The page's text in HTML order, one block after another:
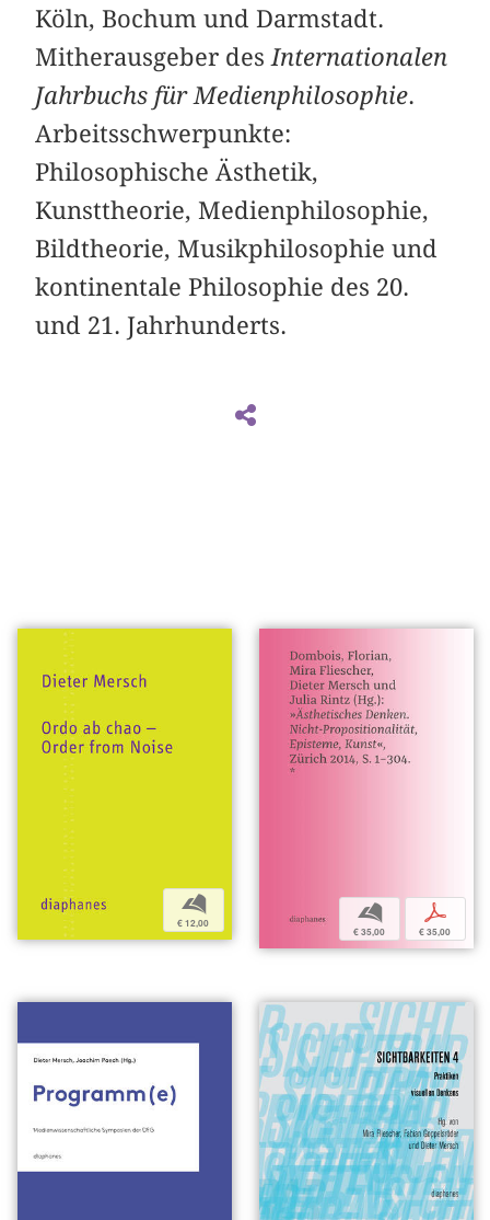
Köln, Bochum und Darmstadt.
Mitherausgeber desInternationalen
Jahrbuchs für Medienphilosophie.
Arbeitsschwerpunkte:
Philosophische Ästhetik,
Kunsttheorie, Medienphilosophie,
Bildtheorie, Musikphilosophie und
kontinentale Philosophie des 20.
und 21. Jahrhunderts.
b
€ 12,00 b
€ 35,00
p
€ 35,00